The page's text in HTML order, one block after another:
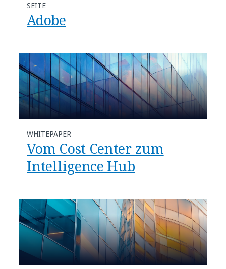
SEITE
Adobe
WHITEPAPER
Vom Cost Center zum
Intelligence Hub